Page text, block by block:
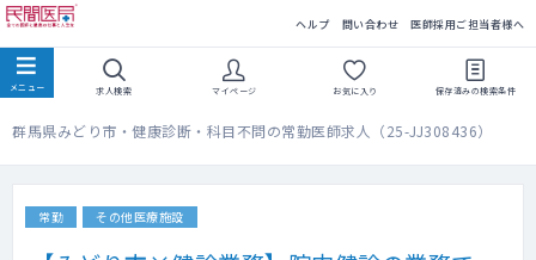
ヘルプ 問い合わせ 医師採用ご担当者様へ
求人検索 マイページ お気に入り 保存済みの検索条件
群馬県みどり市・健康診断・科目不問の常勤医師求人（25-JJ308436）
常勤 その他医療施設